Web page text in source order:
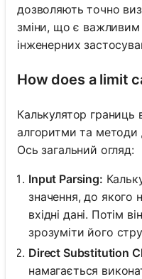
дозволяють точно
зміни, що є важливим
інженерних
How does a limit
Калькулятор границь
алгоритми та методи
Ось загальний огляд:
Input Parsing:
значення, до якого
вхідні дані. Потім
зрозуміти його
Direct Substitution
намагається